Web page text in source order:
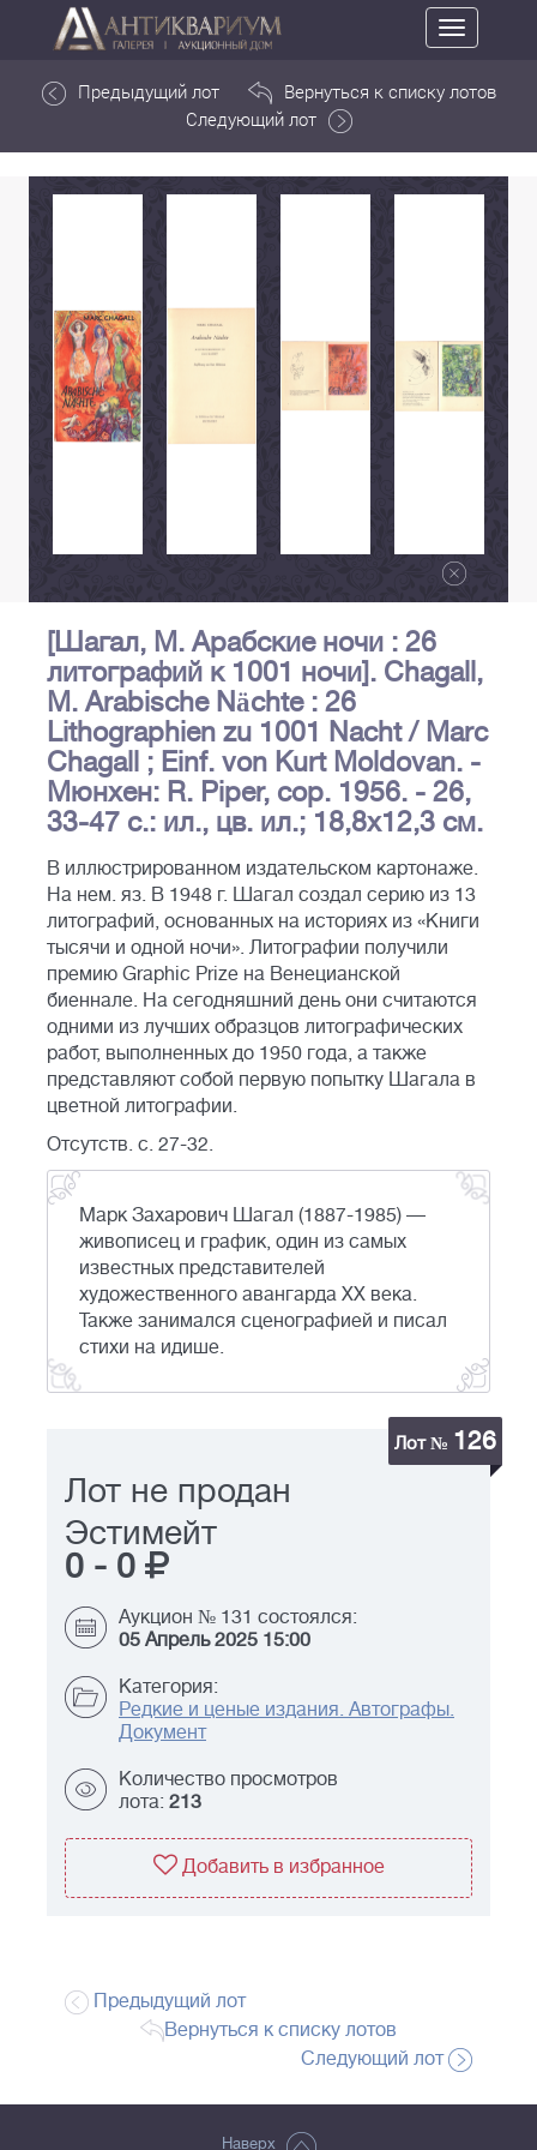
Toggle
navigation
Предыдущий лот
Вернуться к списку лотов
Следующий лот
[Шагал, М. Арабские ночи : 26
литографий к 1001 ночи]. Chagall,
M. Arabische Nächte : 26
Lithographien zu 1001 Nacht / Marc
Chagall ; Einf. von Kurt Moldovan. -
Мюнхен: R. Piper, cop. 1956. - 26,
33-47 с.: ил., цв. ил.; 18,8х12,3 см.
В иллюстрированном издательском картонаже.
На нем. яз. В 1948 г. Шагал создал серию из 13
литографий, основанных на историях из «Книги
тысячи и одной ночи». Литографии получили
премию Graphic Prize на Венецианской
биеннале. На сегодняшний день они считаются
одними из лучших образцов литографических
работ, выполненных до 1950 года, а также
представляют собой первую попытку Шагала в
цветной литографии.
Отсутств. с. 27-32.
Марк Захарович Шагал (1887-1985) —
живописец и график, один из самых
известных представителей
художественного авангарда XX века.
Также занимался сценографией и писал
стихи на идише.
Лот № 126
Лот не продан
Эстимейт
0 - 0
Аукцион № 131 состоялся:
05 Апрель 2025 15:00
Категория:
Редкие и ценые издания. Автографы.
Документ
Количество просмотров
лота: 213
Добавить в избранное
Предыдущий лот
Вернуться к списку лотов
Следующий лот
Наверх